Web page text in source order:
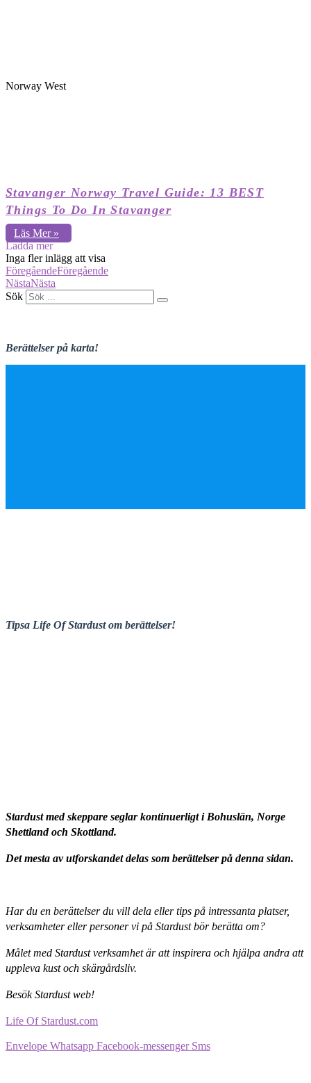
Norway West
Stavanger Norway Travel Guide: 13 BEST
Things To Do In Stavanger
Läs Mer »
Ladda mer
Inga fler inlägg att visa
FöregåendeFöregående
NästaNästa
Sök
Berättelser på karta!
Tipsa Life Of Stardust om berättelser!
Stardust med skeppare seglar kontinuerligt i Bohuslän, Norge
Shettland och Skottland.
Det mesta av utforskandet delas som berättelser på denna sidan.
Har du en berättelser du vill dela eller tips på intressanta platser,
verksamheter eller personer vi på Stardust bör berätta om?
Målet med Stardust verksamhet är att inspirera och hjälpa andra att
uppleva kust och skärgårdsliv.
Besök Stardust web!
Life Of Stardust.com
Envelope Whatsapp Facebook-messenger Sms